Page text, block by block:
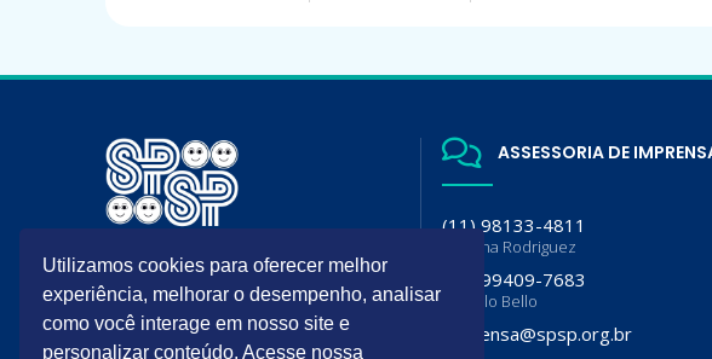
A SPSP é filiada da Sociedade
Brasileira de Pediatria (SBP) e
Departamento de Pediatria da
Associação Paulista de Medicina
(APM)
ASSESSORIA DE
(11) 98133-4811
Luciana Rodriguez
(11) 99409-7683
Flavia lo Bello
imprensa@spsp.org.br
Utilizamos cookies para oferecer melhor
experiência, melhorar o desempenho, analisar
como você interage em nosso site e
personalizar conteúdo. Acesse nossa